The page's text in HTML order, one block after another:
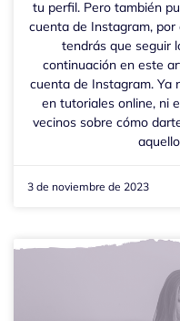
tu perfil. Pero también
cuenta de Instagram, por
tendrás que seguir
continuación en este
cuenta de Instagram. Ya
en tutoriales online, ni
vecinos sobre cómo
3 de noviembre de 2023